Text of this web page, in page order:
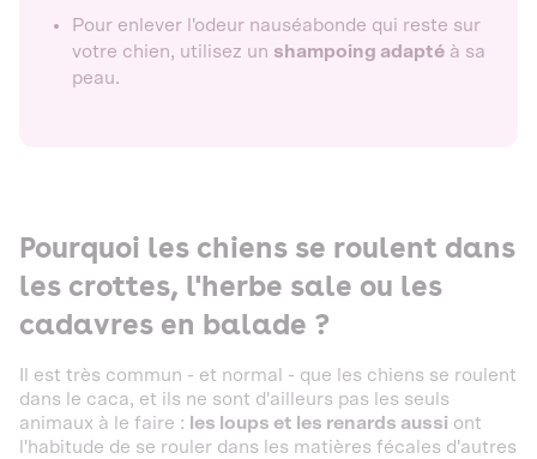
Pour enlever l'odeur nauséabonde qui reste sur
votre chien, utilisez un shampoing adapté à sa
peau.
Pourquoi les chiens se roulent dans
les crottes, l'herbe sale ou les
cadavres en balade ?
Il est très commun - et normal - que les chiens se roulent
dans le caca, et ils ne sont d'ailleurs pas les seuls
animaux à le faire : les loups et les renards aussi ont
l'habitude de se rouler dans les matières fécales d'autres